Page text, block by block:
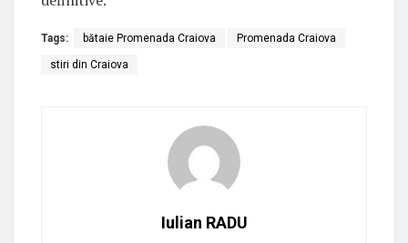
Tags: bătaie Promenada Craiova Promenada Craiova
stiri din Craiova
Iulian RADU